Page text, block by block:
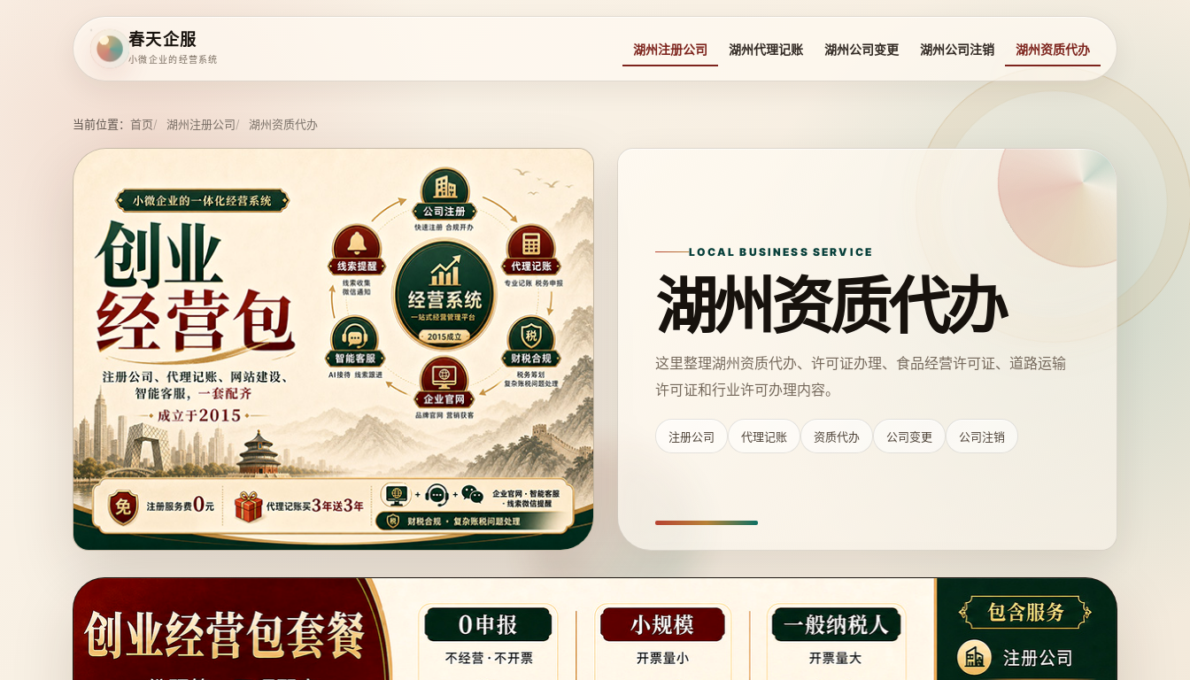
春天企服
小微企业的经营系统
湖州注册公司 湖州代理记账 湖州公司变更 湖州公司注销 湖州资质代办
当前位置： 首页 湖州注册公司 湖州资质代办
LOCAL BUSINESS SERVICE
湖州资质代办
这里整理湖州资质代办、许可证办理、食品经营许可证、道路运输
许可证和行业许可办理内容。
注册公司 代理记账 资质代办 公司变更 公司注销